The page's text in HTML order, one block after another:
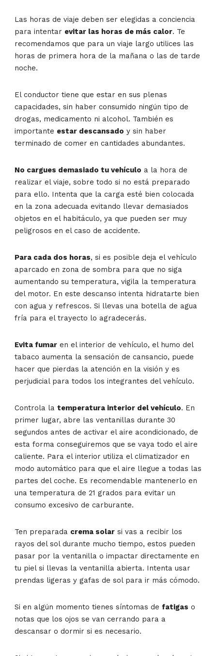
Las horas de viaje deben ser elegidas a conciencia
para intentar evitar las horas de más calor. Te
recomendamos que para un viaje largo utilices las
horas de primera hora de la mañana o las de tarde
noche.
El conductor tiene que estar en sus plenas
capacidades, sin haber consumido ningún tipo de
drogas, medicamento ni alcohol. También es
importante estar descansado y sin haber
terminado de comer en cantidades abundantes.
No cargues demasiado tu vehículo a la hora de
realizar el viaje, sobre todo si no está preparado
para ello. Intenta que la carga esté bien colocada
en la zona adecuada evitando llevar demasiados
objetos en el habitáculo, ya que pueden ser muy
peligrosos en el caso de accidente.
Para cada dos horas, si es posible deja el vehículo
aparcado en zona de sombra para que no siga
aumentando su temperatura, vigila la temperatura
del motor. En este descanso intenta hidratarte bien
con agua y refrescos. Si llevas una botella de agua
fría para el trayecto lo agradecerás.
Evita fumar en el interior de vehículo, el humo del
tabaco aumenta la sensación de cansancio, puede
hacer que pierdas la atención en la visión y es
perjudicial para todos los integrantes del vehículo.
Controla la temperatura interior del vehículo. En
primer lugar, abre las ventanillas durante 30
segundos antes de activar el aire acondicionado, de
esta forma conseguiremos que se vaya todo el aire
caliente. Para el interior utiliza el climatizador en
modo automático para que el aire llegue a todas las
partes del coche. Es recomendable mantenerlo en
una temperatura de 21 grados para evitar un
consumo excesivo de carburante.
Ten preparada crema solar si vas a recibir los
rayos del sol durante mucho tiempo, estos pueden
pasar por la ventanilla o impactar directamente en
tu piel si llevas la ventanilla abierta. Intenta usar
prendas ligeras y gafas de sol para ir más cómodo.
Si en algún momento tienes síntomas de fatigas o
notas que los ojos se van cerrando para a
descansar o dormir si es necesario.